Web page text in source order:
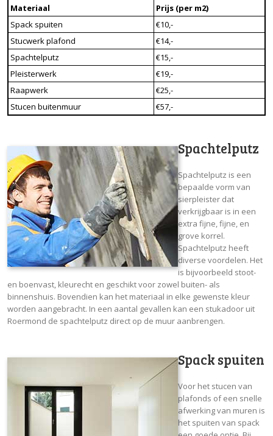
Materiaal
Prijs (per m2)
Spack spuiten
€10,-
Stucwerk plafond
€14,-
Spachtelputz
€15,-
Pleisterwerk
€19,-
Raapwerk
€25,-
Stucen buitenmuur
€57,-
Spachtelputz
Spachtelputz is een
bepaalde vorm van
sierpleister dat
verkrijgbaar is in een
extra fijne, fijne, en
grove korrel.
Spachtelputz heeft
diverse voordelen. Het
is bijvoorbeeld stoot-
en boenvast, kleurecht en geschikt voor zowel buiten- als
binnenshuis. Bovendien kan het materiaal in elke gewenste kleur
worden aangebracht. In een aantal gevallen kan een stukadoor uit
Roermond de spachtelputz direct op de muur aanbrengen.
Spack spuiten
Voor het stucen van
plafonds of een snelle
afwerking van muren is
het spuiten van spack